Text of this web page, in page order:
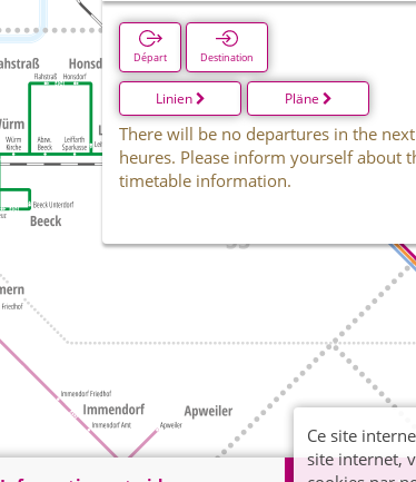
Départ Destination
Linien Pläne
There will be no departures in the
heures. Please inform yourself about
timetable information.
Ce site
site internet,